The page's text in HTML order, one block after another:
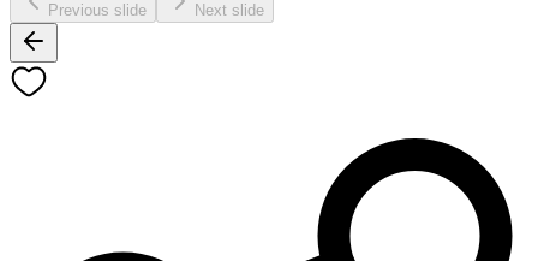
Previous slide Next slide